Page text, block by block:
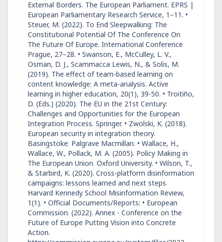
External Borders. The European Parliament. EPRS |
European Parliamentary Research Service, 1–11. •
Steuer, M. (2022). To End Sleepwalking: The
Constitutional Potential Of The Conference On
The Future Of Europe. International Conference
Prague, 27–28. • Swanson, E., McCulley, L. V.,
Osman, D. J., Scammacca Lewis, N., & Solis, M.
(2019). The effect of team-based learning on
content knowledge: A meta-analysis. Active
learning in higher education, 20(1), 39-50. • Troitiño,
D. (Eds.) (2020). The EU in the 21st Century:
Challenges and Opportunities for the European
Integration Process. Springer. • Zwolski, K. (2018).
European security in integration theory.
Basingstoke: Palgrave Macmillan. • Wallace, H.,
Wallace, W., Pollack, M. A. (2005). Policy Making in
The European Union. Oxford University. • Wilson, T.,
& Starbird, K. (2020). Cross-platform disinformation
campaigns: lessons learned and next steps.
Harvard Kennedy School Misinformation Review,
1(1). • Official Documents/Reports: • European
Commission. (2022). Annex - Conference on the
Future of Europe Putting Vision into Concrete
Action.